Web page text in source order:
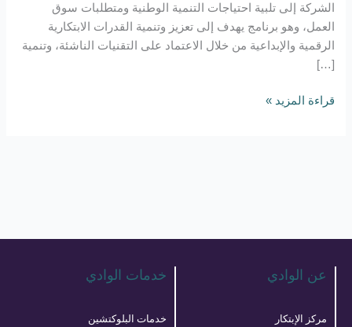
الشركة إلى تلبية احتياجات التنمية الوطنية ومتطلبات سوق
العمل، وهو برنامج يهدف إلى تعزيز وتنمية القدرات الابتكارية
الرقمية والإبداعية من خلال الاعتماد على التقنيات الناشئة، وتنمية
[…]
قراءة المزيد »
عن الوادي
مركز الإبتكار
خدمات الوادي
خدمات البلوكتشين